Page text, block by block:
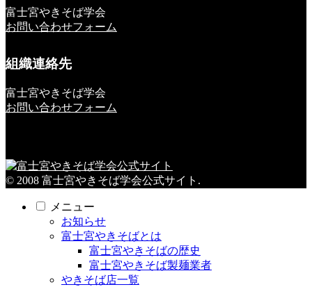
富士宮やきそば学会
お問い合わせフォーム
組織連絡先
富士宮やきそば学会
お問い合わせフォーム
© 2008 富士宮やきそば学会公式サイト.
メニュー
お知らせ
富士宮やきそばとは
富士宮やきそばの歴史
富士宮やきそば製麺業者
やきそば店一覧